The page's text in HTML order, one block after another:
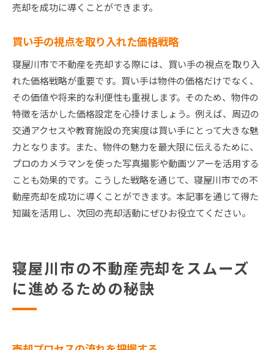
売却を成功に導くことができます。
買い手の視点を取り入れた価格戦略
寝屋川市で不動産を売却する際には、買い手の視点を取り入
れた価格戦略が重要です。買い手は物件の価格だけでなく、
その価値や将来的な利便性も重視します。そのため、物件の
特徴を活かした価格設定を心掛けましょう。例えば、周辺の
交通アクセスや教育施設の充実度は買い手にとって大きな魅
力となります。また、物件の魅力を最大限に伝えるために、
プロのカメラマンを使った写真撮影や動画ツアーを活用する
ことも効果的です。こうした戦略を通じて、寝屋川市での不
動産売却を成功に導くことができます。本記事を通じて得た
知識を活用し、次回の売却活動にぜひお役立てください。
寝屋川市の不動産売却をスムーズ
に進めるための秘訣